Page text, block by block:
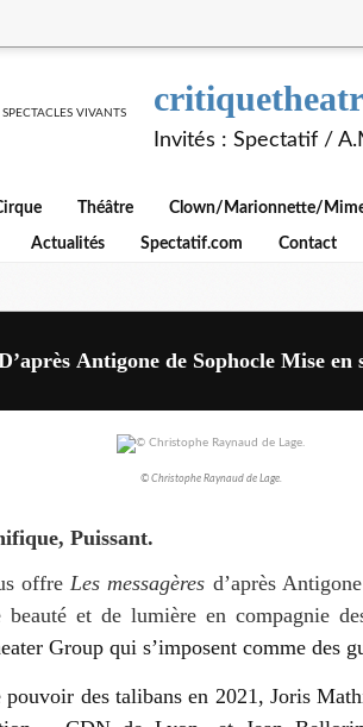
Invités : Spectatif /
Théâtre Clown/Marionnette/
Actualités Spectatif.com Contact
Antigone de Sophocle Mise
© Christophe Raynaud de Lage.
Puissant.
offreLes messagères d’après
beauté et de lumière en compagnie
Group qui s’imposent comme des
pouvoir des talibans en 2021, Joris